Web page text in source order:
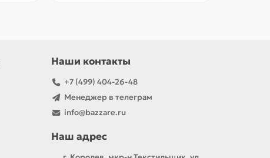
Наши контакты
+7 (499) 404-26-48
Менеджер в телеграм
info@bazzare.ru
Наш адрес